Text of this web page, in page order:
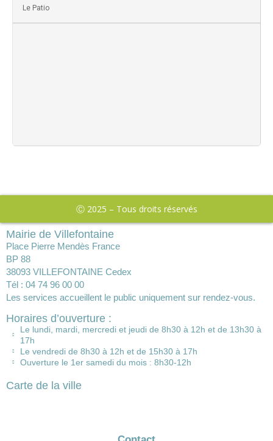
Le Patio
Ⓒ 2025 – Tous droits réservés
Mairie de Villefontaine
Place Pierre Mendès France
BP 88
38093 VILLEFONTAINE Cedex
Tél : 04 74 96 00 00
Les services accueillent le public uniquement sur rendez-vous.
Horaires d’ouverture :
Le lundi, mardi, mercredi et jeudi de 8h30 à 12h et de 13h30 à
17h
Le vendredi de 8h30 à 12h et de 15h30 à 17h
Ouverture le 1er samedi du mois : 8h30-12h
Carte de la ville